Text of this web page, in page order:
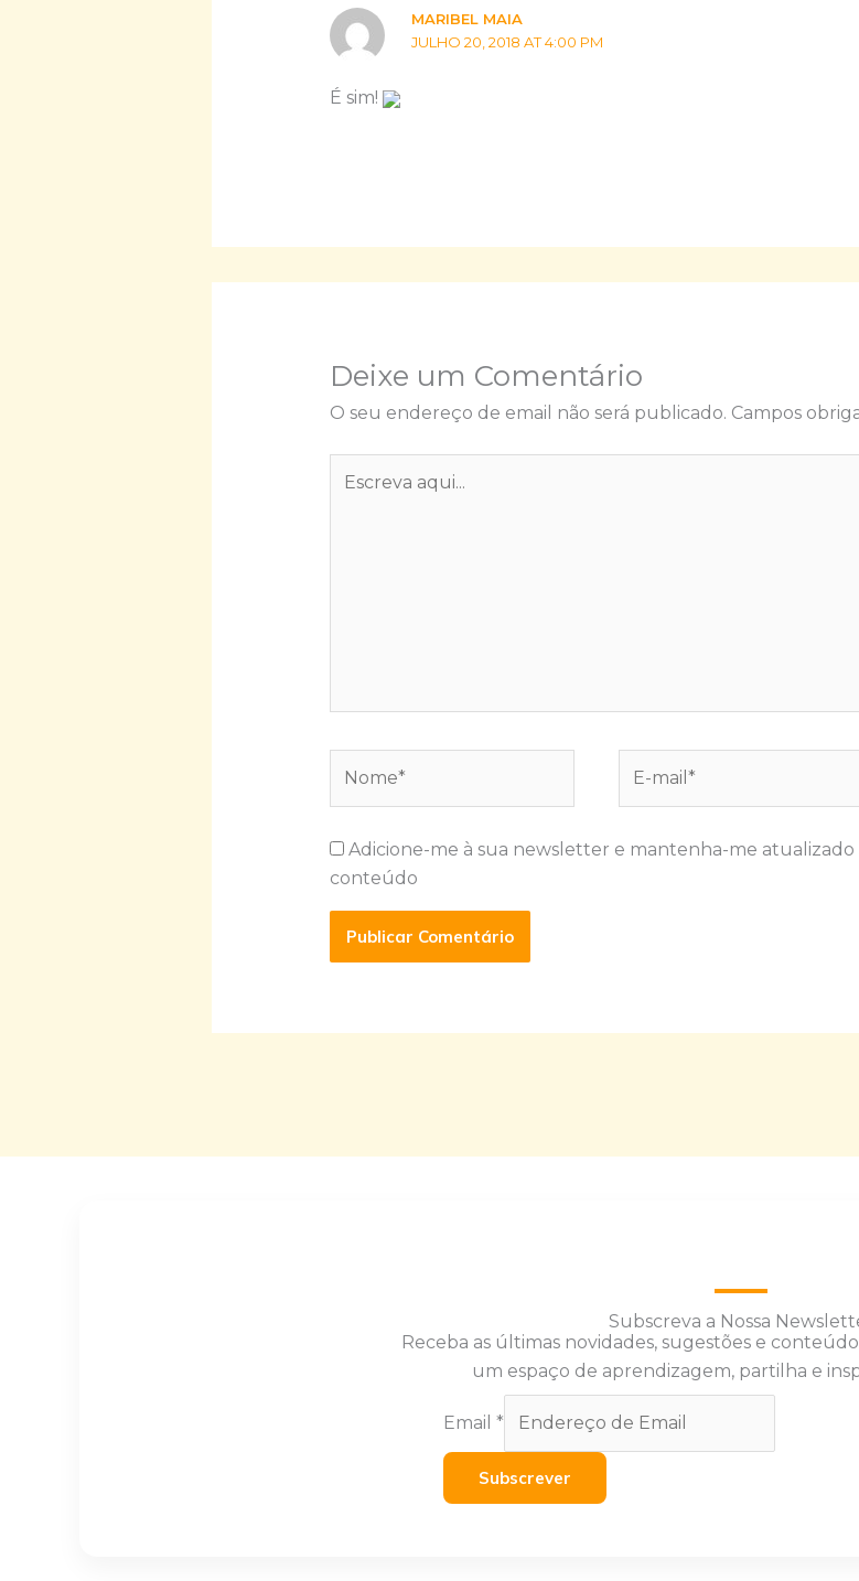
MARIBEL MAIA
JULHO 20, 2018 AT 4:00 PM
É sim!
Deixe um Comentário
O seu endereço de email não será publicado. Campos
Adicione-me à sua newsletter e mantenha-me
conteúdo
Subscreva a Nossa
Receba as últimas novidades, sugestões e
um espaço de aprendizagem, partilha e
Email *
Subscrever